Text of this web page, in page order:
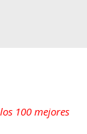
100 mejores